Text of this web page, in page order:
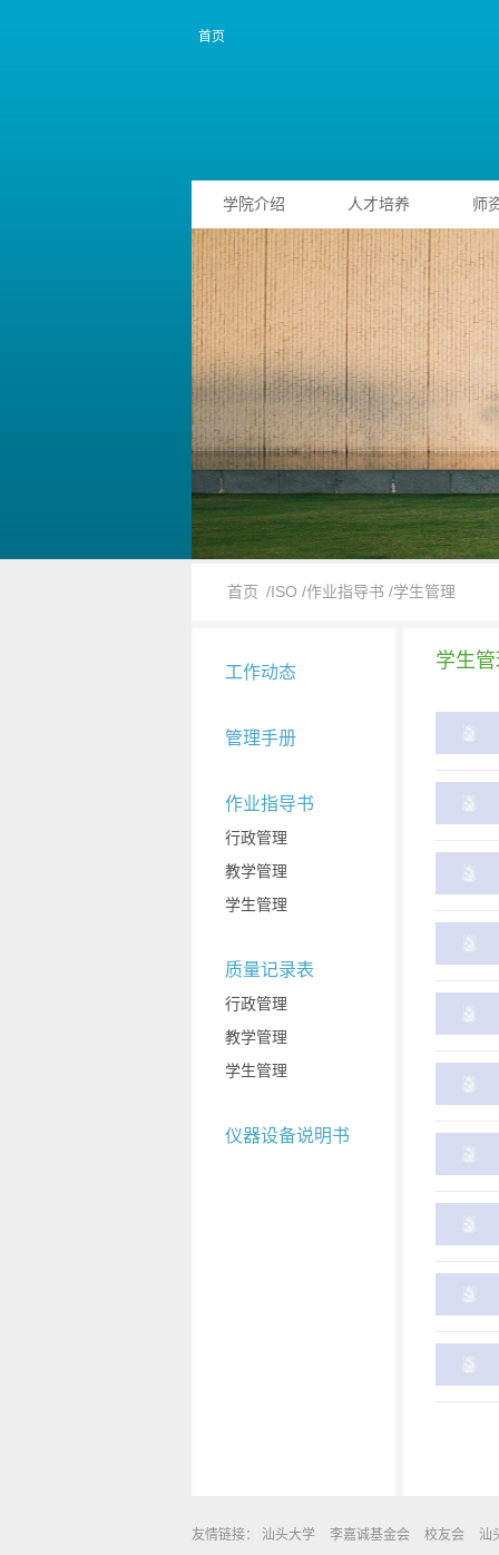
首页
学院介绍 人才培养 师
首页 /ISO /作业指导书 /学生管理
工作动态
管理手册
作业指导书
行政管理
教学管理
学生管理
质量记录表
行政管理
教学管理
学生管理
仪器设备说明书
学生
友情链接： 汕头大学 李嘉诚基金会 校友会 汕